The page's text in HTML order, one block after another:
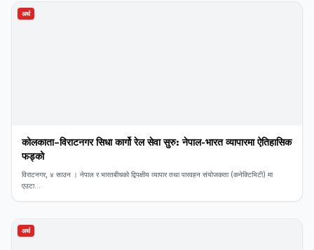
अर्थ
कोलकाता–विराटनगर सिधा कार्गो रेल सेवा सुरु: नेपाल-भारत व्यापारमा ऐतिहासिक
फड्को
विराटनगर, ४ साउन । नेपाल र भारतबीचको द्विपक्षीय व्यापार तथा पारवहन संयोजकता (कनेक्टिभिटी) मा
एउटा...
अर्थ